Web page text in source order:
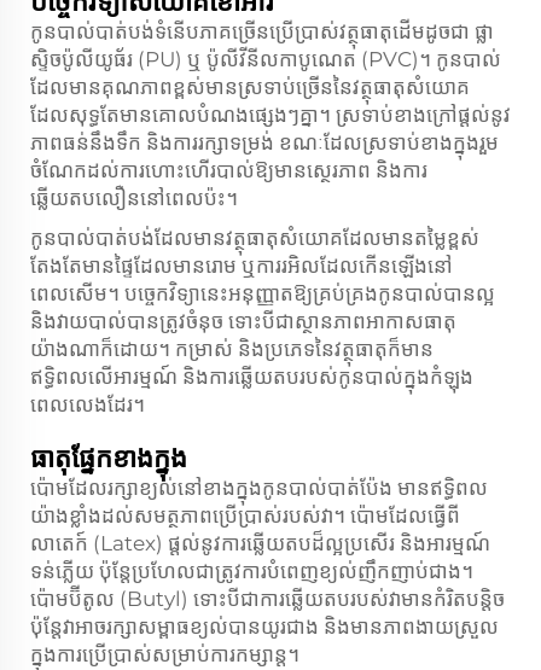
កូនបាល់បាត់បង់ទំនើបភាគច្រើនប្រើប្រាស់វត្ថុធាតុដើមដូចជា ផ្លា
ស្ទិចប៉ូលីយូធ័រ (PU) ឬ ប៉ូលីវីនីលកាបូណេត (PVC)។ កូនបាល់
ដែលមានគុណភាពខ្ពស់មានស្រទាប់ច្រើននៃវត្ថុធាតុសំយោគ
ដែលសុទ្ធតែមានគោលបំណងផ្សេងៗគ្នា។ ស្រទាប់ខាងក្រៅផ្តល់នូវ
ភាពធន់នឹងទឹក និងការរក្សាទម្រង់ ខណៈដែលស្រទាប់ខាងក្នុងរួម
ចំណែកដល់ការហោះហើរបាល់ឱ្យមានស្ថេរភាព និងការ
ឆ្លើយតបលឿននៅពេលប៉ះ។
កូនបាល់បាត់បង់ដែលមានវត្ថុធាតុសំយោគដែលមានតម្លៃខ្ពស់
តែងតែមានផ្ទៃដែលមានរោម ឬការរអិលដែលកើនឡើងនៅ
ពេលសើម។ បច្ចេកវិទ្យានេះអនុញ្ញាតឱ្យគ្រប់គ្រងកូនបាល់បានល្អ
និងវាយបាល់បានត្រូវចំនុច ទោះបីជាស្ថានភាពអាកាសធាតុ
យ៉ាងណាក៏ដោយ។ កម្រាស់ និងប្រភេទនៃវត្ថុធាតុក៏មាន
ឥទ្ធិពលលើអារម្មណ៍ និងការឆ្លើយតបរបស់កូនបាល់ក្នុងកំឡុង
ពេលលេងដែរ។
ធាតុផ្នែកខាងក្នុង
ប៉ោម​ដែល​រក្សា​ខ្យល់​នៅ​ខាង​ក្នុង​កូន​បាល់​បាត់​ប៉ែង មានឥទ្ធិពល​
យ៉ាង​ខ្លាំង​ដល់​សមត្ថភាព​ប្រើ​ប្រាស់​របស់​វា។ ប៉ោម​ដែល​ធ្វើ​ពី​
លាតេក៍ (Latex) ផ្តល់​នូវ​ការ​ឆ្លើយតប​ដ៏​ល្អ​ប្រសើរ និង​អារម្មណ៍​
ទន់​ភ្លើយ ប៉ុន្តែ​ប្រហែល​ជា​ត្រូវ​ការ​បំពេញ​ខ្យល់​ញឹក​ញាប់​ជាង។
ប៉ោម​ប៊ីតូល (Butyl) ទោះ​បី​ជា​ការ​ឆ្លើយតប​របស់​វា​មាន​កំរិត​បន្តិច
ប៉ុន្តែ​វា​អាច​រក្សា​សម្ពាធខ្យល់​បាន​យូរ​ជាង និង​មាន​ភាព​ងាយ​ស្រួល​
ក្នុង​ការ​ប្រើ​ប្រាស់​សម្រាប់​ការ​កម្សាន្ត។